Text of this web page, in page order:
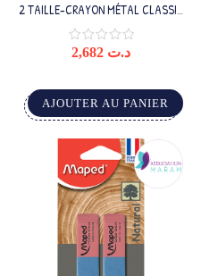
2 TAILLE-CRAYON MÉTAL CLASSIC
1TROU
د.ت
AJOUTER AU PANIER